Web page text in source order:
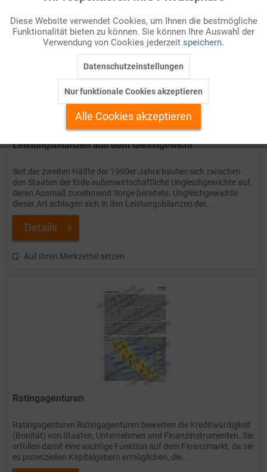
Auf Ihren Merkzettel setzen
Leistungsbilanzen aus dem Gleichgewicht
Seit der zweiten Hälfte der 1990er Jahre bauten sich zwischen
den Staaten der Erde außenwirtschaftliche Ungleichgewichte auf,
deren Ausmaß zunehmend Sorge bereitete. Ungleichgewichte
dieser Art schlagen sich in den Leistungsbilanzen der...
Details
Auf Ihren Merkzettel setzen
Ratingagenturen
Ratingagenturen Ratingagenturen bewerten die Kreditwürdigkeit
(Bonität) von Staaten, Unternehmen und Finanzinstrumenten. Sie
erfüllen damit eine wichtige Funktion auf dem Finanzmarkt, da sie
es potenziellen Kapitalgebern ermöglichen, die...
Marketing Inaktiv
Personalisierung Inaktiv
Service
Diese Website verwendet Cookies, um Ihnen die bestmögliche
Funktionalität bieten zu können. Sie können Ihre Auswahl der
Verwendung von Cookies jederzeit speichern.
Datenschutzeinstellungen
Nur funktionale Cookies akzeptieren
Alle Cookies akzeptieren